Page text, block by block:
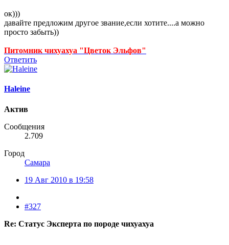
ок)))
давайте предложим другое звание,если хотите....а можно
просто забыть))
Питомник чихуахуа "Цветок Эльфов"
Ответить
Haleine
Актив
Сообщения
2.709
Город
Самара
19 Авг 2010 в 19:58
#327
Re: Статус Эксперта по породе чихуахуа